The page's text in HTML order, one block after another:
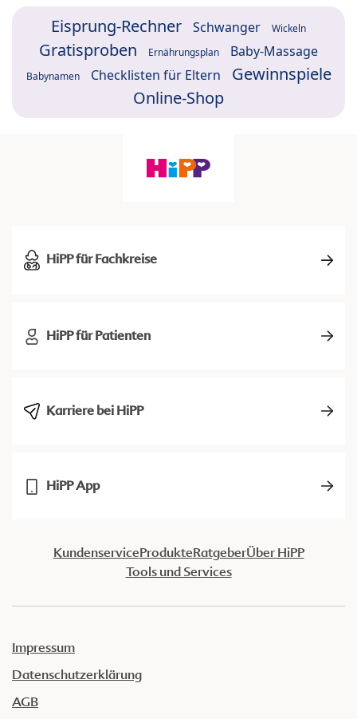
Eisprung-Rechner Schwanger Wickeln
Gratisproben Ernährungsplan Baby-Massage
Babynamen Checklisten für Eltern
Gewinnspiele
Online-Shop
HiPP für Fachkreise
HiPP für Patienten
Karriere bei HiPP
HiPP App
KundenserviceProdukteRatgeberÜber HiPP
Tools und Services
Impressum
Datenschutzerklärung
AGB